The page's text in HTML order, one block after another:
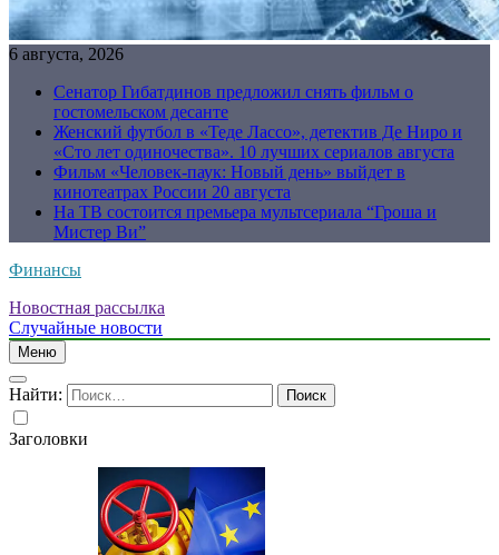
6 августа, 2026
Сенатор Гибатдинов предложил снять фильм о
гостомельском десанте
Женский футбол в «Теде Лассо», детектив Де Ниро и
«Сто лет одиночества». 10 лучших сериалов августа
Фильм «Человек-паук: Новый день» выйдет в
кинотеатрах России 20 августа
На ТВ состоится премьера мультсериала “Гроша и
Мистер Ви”
Финансы
Новостная рассылка
Случайные новости
Меню
Найти:
Заголовки